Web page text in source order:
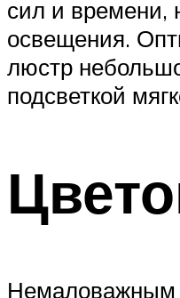
сил и времени,
освещения.
люстр
подсветкой
Немаловажным